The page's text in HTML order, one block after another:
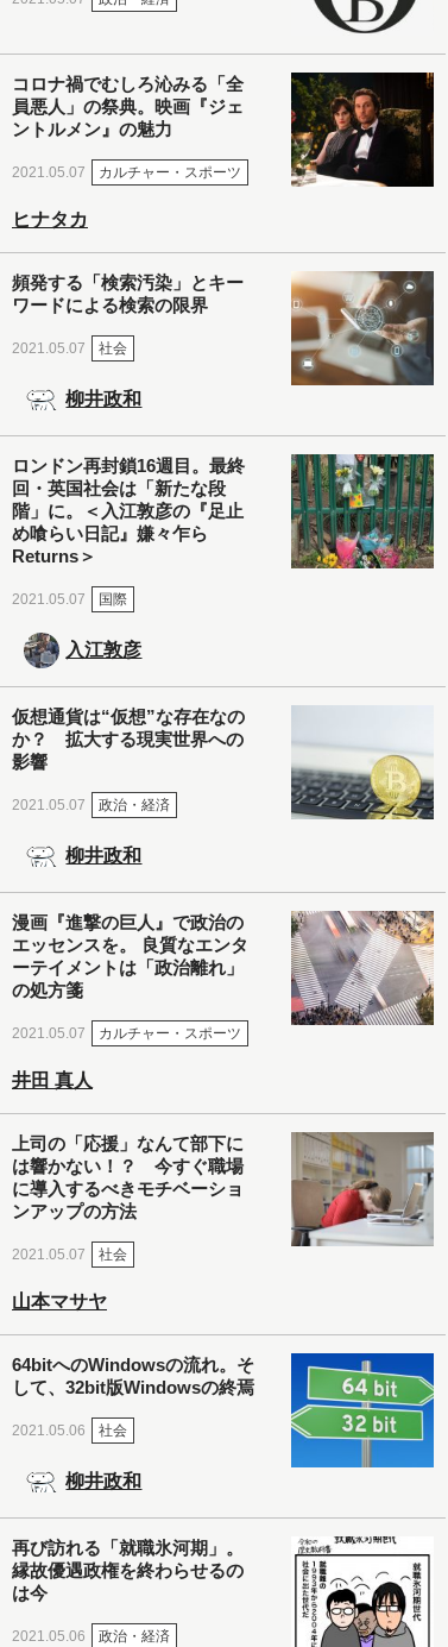
コロナ禍でむしろ沁みる「全
員悪人」の祭典。映画『ジェ
ントルメン』の魅力
2021.05.07 カルチャー・スポーツ
ヒナタカ
頻発する「検索汚染」とキー
ワードによる検索の限界
2021.05.07 社会
柳井政和
ロンドン再封鎖16週目。最終
回・英国社会は「新たな段
階」に。＜入江敦彦の『足止
め喰らい日記』嫌々乍ら
Returns＞
2021.05.07 国際
入江敦彦
仮想通貨は“仮想”な存在なの
か？ 拡大する現実世界への
影響
2021.05.07 政治・経済
柳井政和
漫画『進撃の巨人』で政治の
エッセンスを。 良質なエンタ
ーテイメントは「政治離れ」
の処方箋
2021.05.07 カルチャー・スポーツ
井田 真人
上司の「応援」なんて部下に
は響かない！？ 今すぐ職場
に導入するべきモチベーショ
ンアップの方法
2021.05.07 社会
山本マサヤ
64bitへのWindowsの流れ。そ
して、32bit版Windowsの終焉
2021.05.06 社会
柳井政和
再び訪れる「就職氷河期」。
縁故優遇政権を終わらせるの
は今
2021.05.06 政治・経済